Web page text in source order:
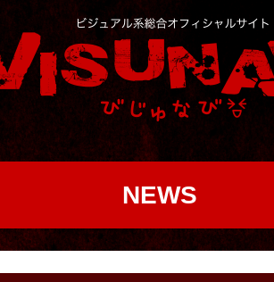
NEWS